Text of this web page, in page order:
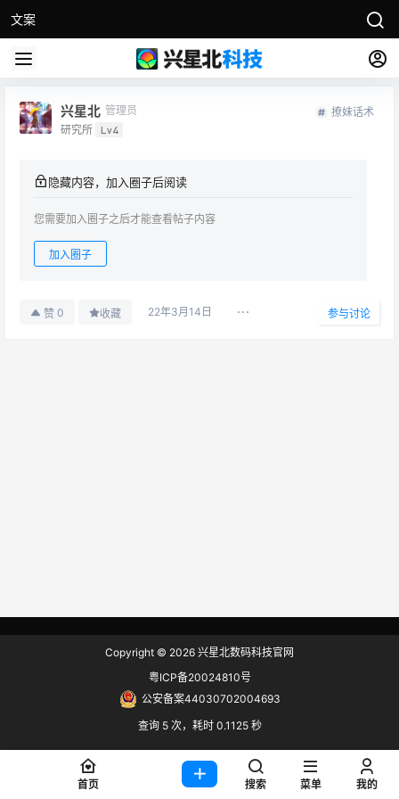
文案
兴星北 管理员
研究所 Lv4
撩妹话术
隐藏内容，加入圈子后阅读
您需要加入圈子之后才能查看帖子内容
加入圈子
赞 0 收藏 22年3月14日 参与讨论
Copyright © 2026 兴星北数码科技官网
粤ICP备20024810号
公安备案44030702004693
查询 5 次，耗时 0.1125 秒
首页 搜索 菜单 我的